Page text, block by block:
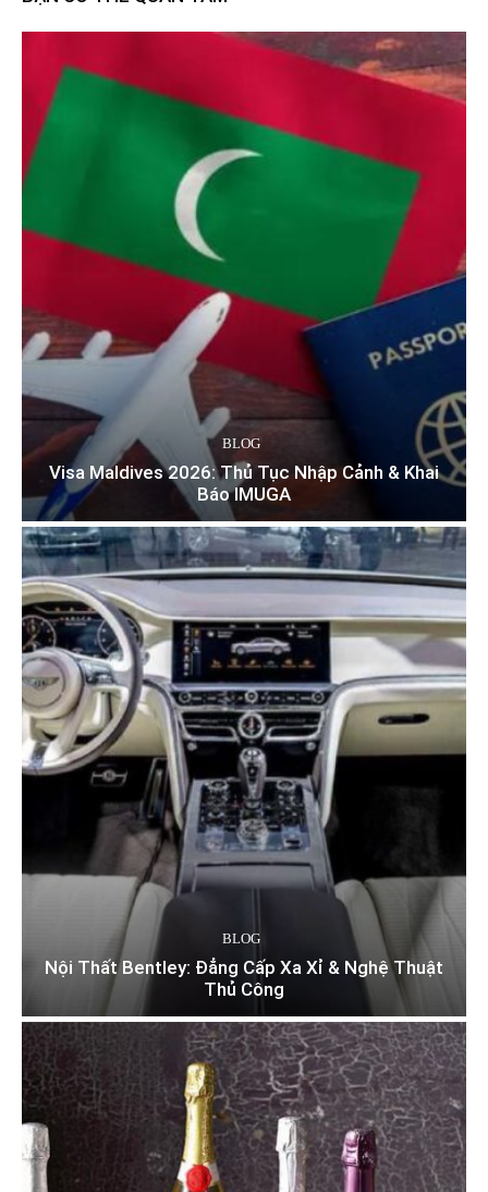
BLOG
Visa Maldives 2026: Thủ Tục Nhập Cảnh & Khai
Báo IMUGA
BLOG
Nội Thất Bentley: Đẳng Cấp Xa Xỉ & Nghệ Thuật
Thủ Công